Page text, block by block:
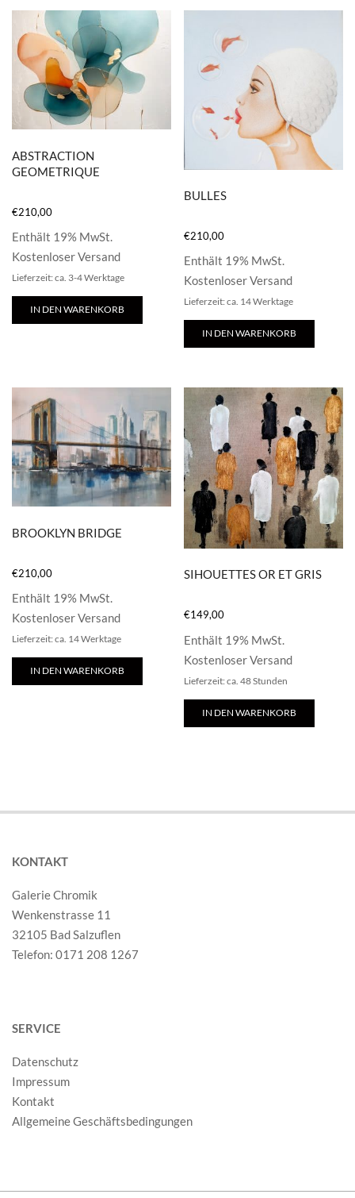
ABSTRACTION
GEOMETRIQUE
€210,00
Enthält 19% MwSt.
Kostenloser Versand
Lieferzeit: ca. 3-4 Werktage
IN DEN WARENKORB
BULLES
€210,00
Enthält 19% MwSt.
Kostenloser Versand
Lieferzeit: ca. 14 Werktage
IN DEN WARENKORB
BROOKLYN BRIDGE
€210,00
Enthält 19% MwSt.
Kostenloser Versand
Lieferzeit: ca. 14 Werktage
IN DEN WARENKORB
SIHOUETTES OR ET GRIS
€149,00
Enthält 19% MwSt.
Kostenloser Versand
Lieferzeit: ca. 48 Stunden
IN DEN WARENKORB
KONTAKT
Galerie Chromik
Wenkenstrasse 11
32105 Bad Salzuflen
Telefon: 0171 208 1267
SERVICE
Datenschutz
Impressum
Kontakt
Allgemeine Geschäftsbedingungen